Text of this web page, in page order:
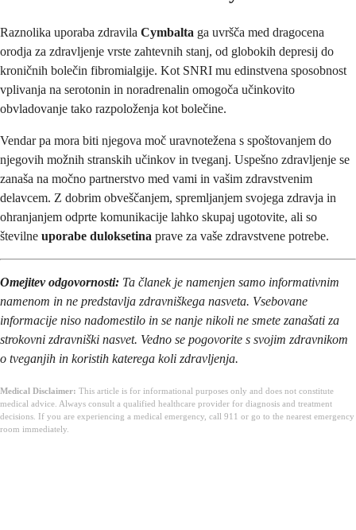
Raznolika uporaba zdravila Cymbalta ga uvršča med dragocena
orodja za zdravljenje vrste zahtevnih stanj, od globokih depresij do
kroničnih bolečin fibromialgije. Kot SNRI mu edinstvena sposobnost
vplivanja na serotonin in noradrenalin omogoča učinkovito
obvladovanje tako razpoloženja kot bolečine.
Vendar pa mora biti njegova moč uravnotežena s spoštovanjem do
njegovih možnih stranskih učinkov in tveganj. Uspešno zdravljenje se
zanaša na močno partnerstvo med vami in vašim zdravstvenim
delavcem. Z dobrim obveščanjem, spremljanjem svojega zdravja in
ohranjanjem odprte komunikacije lahko skupaj ugotovite, ali so
številne uporabe duloksetina prave za vaše zdravstvene potrebe.
Omejitev odgovornosti: Ta članek je namenjen samo informativnim
namenom in ne predstavlja zdravniškega nasveta. Vsebovane
informacije niso nadomestilo in se nanje nikoli ne smete zanašati za
strokovni zdravniški nasvet. Vedno se pogovorite s svojim zdravnikom
o tveganjih in koristih katerega koli zdravljenja.
Medical Disclaimer: This article is for informational purposes only and does not constitute
medical advice. Always consult a qualified healthcare provider for diagnosis and treatment
decisions. If you are experiencing a medical emergency, call 911 or go to the nearest emergency
room immediately.